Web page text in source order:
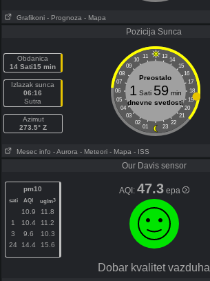
Grafikoni - Prognoza - Mapa
Pozicija Sunca
Obdanica
14 Sati15 min
Izlazak sunca
06:16
Sutra
Azimut
273.5° Z
11 13
10
14
09
15
08
16
07
17
06
18
05
19
04
20
03
21
02
22
01 23
Preostalo
1 Sati 59min
dnevne svetlosti
Mesec info - Aurora - Meteori - Mapa - ISS
Our Davis sensor
pm10
sati AQI ug/m3
10.9
11.8
1
10.4
11.2
3
9.6
10.3
24
14.4 15.6
AQI: 47.3 epa
Dobar kvalitet vazduha